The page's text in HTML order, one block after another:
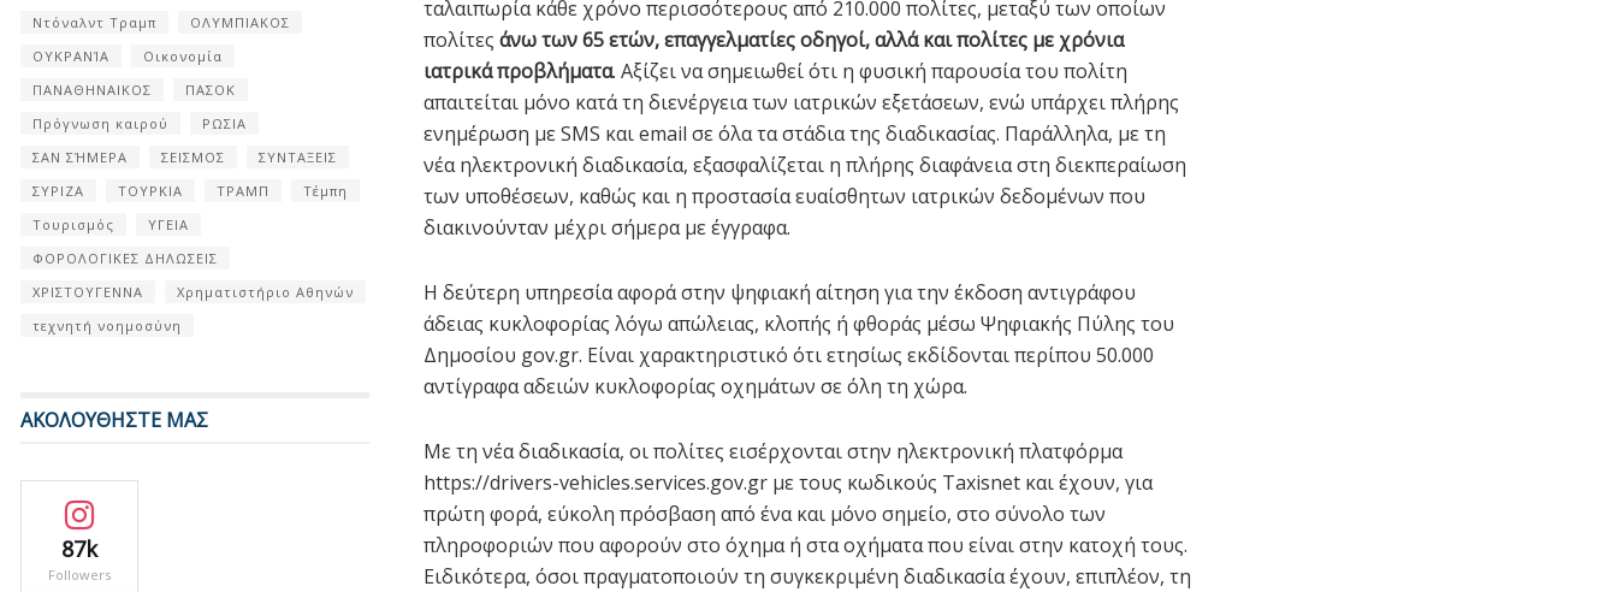
ταλαιπωρία κάθε χρόνο περισσότερους από 210.000 πολίτες, μεταξύ των οποίων
πολίτες άνω των 65 ετών, επαγγελματίες οδηγοί, αλλά και πολίτες με χρόνια
ιατρικά προβλήματα. Αξίζει να σημειωθεί ότι η φυσική παρουσία του πολίτη
απαιτείται μόνο κατά τη διενέργεια των ιατρικών εξετάσεων, ενώ υπάρχει πλήρης
ενημέρωση με SMS και email σε όλα τα στάδια της διαδικασίας. Παράλληλα, με τη
νέα ηλεκτρονική διαδικασία, εξασφαλίζεται η πλήρης διαφάνεια στη διεκπεραίωση
των υποθέσεων, καθώς και η προστασία ευαίσθητων ιατρικών δεδομένων που
διακινούνταν μέχρι σήμερα με έγγραφα.
Η δεύτερη υπηρεσία αφορά στην ψηφιακή αίτηση για την έκδοση αντιγράφου
άδειας κυκλοφορίας λόγω απώλειας, κλοπής ή φθοράς μέσω Ψηφιακής Πύλης του
Δημοσίου gov.gr. Είναι χαρακτηριστικό ότι ετησίως εκδίδονται περίπου 50.000
αντίγραφα αδειών κυκλοφορίας οχημάτων σε όλη τη χώρα.
Με τη νέα διαδικασία, οι πολίτες εισέρχονται στην ηλεκτρονική πλατφόρμα
https://drivers-vehicles.services.gov.gr με τους κωδικούς Taxisnet και έχουν, για
πρώτη φορά, εύκολη πρόσβαση από ένα και μόνο σημείο, στο σύνολο των
πληροφοριών που αφορούν στο όχημα ή στα οχήματα που είναι στην κατοχή τους.
Ειδικότερα, όσοι πραγματοποιούν τη συγκεκριμένη διαδικασία έχουν, επιπλέον, τη
Ντόναλντ Τραμπ
ΟΛΥΜΠΙΑΚΟΣ
ΟΥΚΡΑΝΊΑ
Οικονομία
ΠΑΝΑΘΗΝΑΙΚΟΣ
ΠΑΣΟΚ
Πρόγνωση καιρού
ΡΩΣΙΑ
ΣΑΝ ΣΉΜΕΡΑ
ΣΕΙΣΜΟΣ
ΣΥΝΤΑΞΕΙΣ
ΣΥΡΙΖΑ
ΤΟΥΡΚΙΑ ΤΡΑΜΠ
Τέμπη
Τουρισμός
ΥΓΕΙΑ
ΦΟΡΟΛΟΓΙΚΕΣ ΔΗΛΩΣΕΙΣ
ΧΡΙΣΤΟΥΓΕΝΝΑ
Χρηματιστήριο Αθηνών
τεχνητή νοημοσύνη
ΑΚΟΛΟΥΘΗΣΤΕ ΜΑΣ
87k
Followers